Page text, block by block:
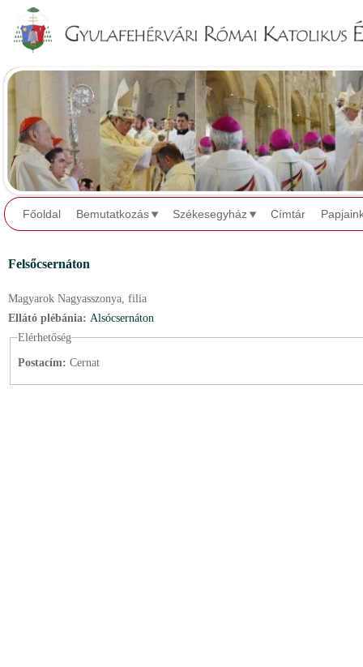
Főoldal Bemutatkozás Székesegyház Címtár
Felsőcsernáton
Magyarok Nagyasszonya, filia
Ellátó plébánia: Alsócsernáton
Elérhetőség
Postacím: Cernat